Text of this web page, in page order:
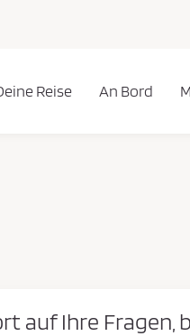
Reise An Bord
auf Ihre Fragen,